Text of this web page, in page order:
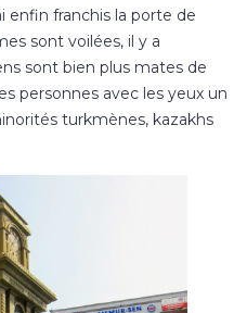
enfin franchis la porte de
sont voilées, il y a
sont bien plus mates de
personnes avec les yeux un
turkmènes, kazakhs